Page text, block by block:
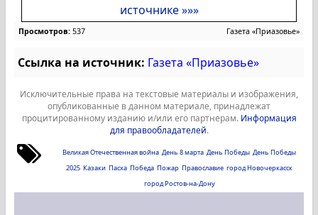
источнике »»»
Просмотров: 537 Газета «Приазовье»
Ссылка на источник: Газета «Приазовье»
Исключительные права на текстовые материалы и изображения,
опубликованные в данном материале, принадлежат
процитированному изданию и/или его партнерам. Информация
для правообладателей.
Великая Отечественная война День 8 марта День Победы День Победы
2025 Казаки Пасха Победа Пожар Православие город Новочеркасск
город Ростов-на-Дону